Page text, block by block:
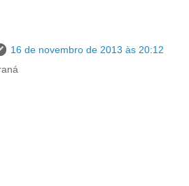
16 de novembro de 2013 às 20:12